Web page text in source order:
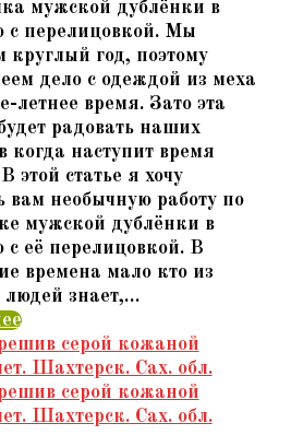
мужской дублёнки в
с перелицовкой. Мы
круглый год, поэтому
дело с одеждой из меха
летнее время. Зато эта
радовать наших
когда наступит время
этой статье я хочу
вам необычную работу по
мужской дублёнки в
с её перелицовкой. В
времена мало кто из
людей знает,…